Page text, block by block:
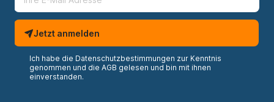
Jetzt anmelden
Ich habe die Datenschutzbestimmungen zur Kenntnis
genommen und die AGB gelesen und bin mit ihnen
einverstanden.